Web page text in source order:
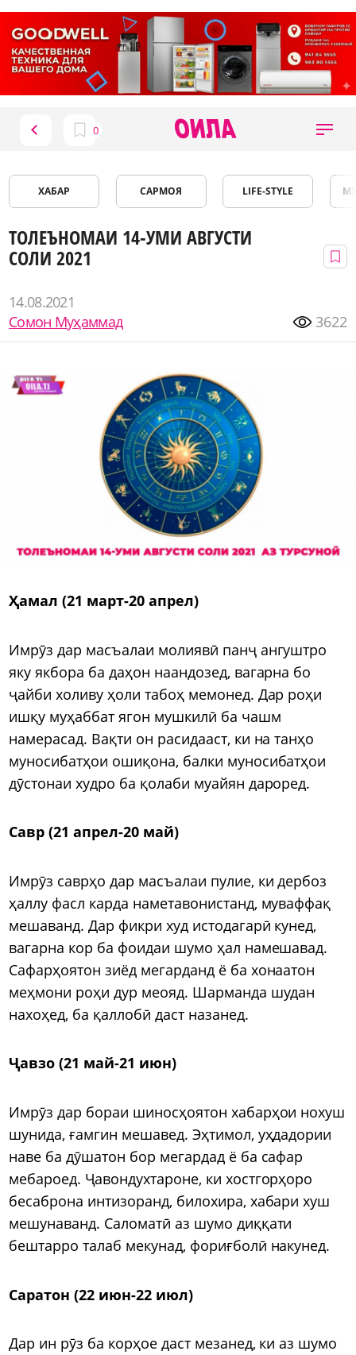
ХАБАР САРМОЯ LIFE-STYLE
ТОЛЕЪНОМАИ 14-УМИ АВГУСТИ
СОЛИ 2021
14.08.2021
Сомон Муҳаммад
3622
Ҳамал (21 март-20 апрел)
Имрӯз дар масъалаи молиявӣ панҷ ангуштро
яку якбора ба даҳон наандозед, вагарна бо
ҷайби холиву ҳоли табоҳ мемонед. Дар роҳи
ишқу муҳаббат ягон мушкилӣ ба чашм
намерасад. Вақти он расидааст, ки на танҳо
муносибатҳои ошиқона, балки муносибатҳои
дӯстонаи худро ба қолаби муайян дароред.
Савр (21 апрел-20 май)
Имрӯз саврҳо дар масъалаи пулие, ки дербоз
ҳаллу фасл карда наметавонистанд, муваффақ
мешаванд. Дар фикри худ истодагарӣ кунед,
вагарна кор ба фоидаи шумо ҳал намешавад.
Сафарҳоятон зиёд мегарданд ё ба хонаатон
меҳмони роҳи дур меояд. Шарманда шудан
нахоҳед, ба қаллобӣ даст назанед.
Ҷавзо (21 май-21 июн)
Имрӯз дар бораи шиносҳоятон хабарҳои нохуш
шунида, ғамгин мешавед. Эҳтимол, уҳдадории
наве ба дӯшатон бор мегардад ё ба сафар
мебароед. Ҷавондухтароне, ки хостгорҳоро
бесаброна интизоранд, билохира, хабари хуш
мешунаванд. Саломатӣ аз шумо диққати
бештарро талаб мекунад, фориғболӣ накунед.
Саратон (22 июн-22 июл)
Дар ин рӯз ба корҳое даст мезанед, ки аз шумо